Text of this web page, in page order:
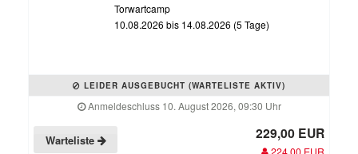
Torwartcamp
10.08.2026 bis 14.08.2026 (5 Tage)
LEIDER AUSGEBUCHT (WARTELISTE AKTIV)
Anmeldeschluss 10. August 2026, 09:30 Uhr
Warteliste 229,00 EUR
224,00 EUR